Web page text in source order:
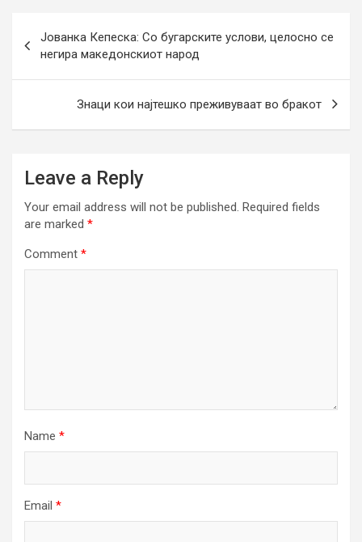
navigation
Јованка Кепеска: Со бугарските услови, целосно се
негира македонскиот народ
Знаци кои најтешко преживуваат во бракот
Leave a Reply
Your email address will not be published. Required fields
are marked *
Comment *
Name *
Email *